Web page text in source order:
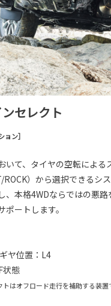
セレクト
ョン］
いて、タイヤの空転によ
ROCK）から選択できるシ
、本格4WDならではの悪
ートします。
ヤ位置：L4
状態
はオフロード走行を補助する装